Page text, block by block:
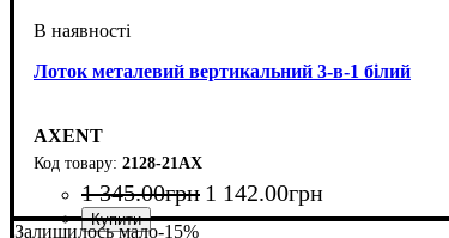
Лоток металевий вертикальний 3-в-1 білий
AXENT
2128-21АХ
1 345.00грн 1 142.00грн
Залишилось мало-15%